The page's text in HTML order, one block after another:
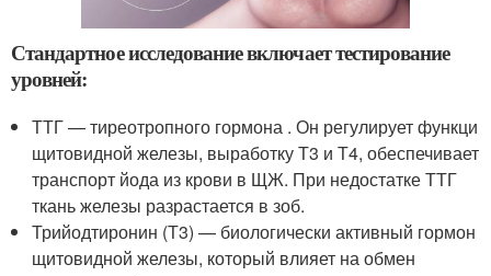
Стандартное исследование включает тестирование
уровней:
ТТГ — тиреотропного гормона . Он регулирует функци
щитовидной железы, выработку Т3 и Т4, обеспечивает
транспорт йода из крови в ЩЖ. При недостатке ТТГ
ткань железы разрастается в зоб.
Трийодтиронин (Т3) — биологически активный гормон
щитовидной железы, который влияет на обмен